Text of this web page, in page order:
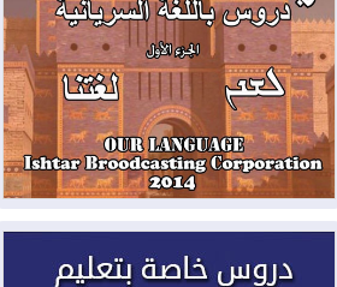
2026-08-06 مئات القاصرين بلا مأوى.. أزمة
سبتة تتصاعد وتضغط على مدريد
2026-08-05
لمدة عام.. بدء توريد 100
مليون قدم مكعب يومياً من غاز كورمور في
إقليم كوردستان إلى وزارة الكهرباء العراقية
2026-08-05
15كارثة بيئية ومناخية ترسم
ملامح أخطر التحديات التي تواجه العراق